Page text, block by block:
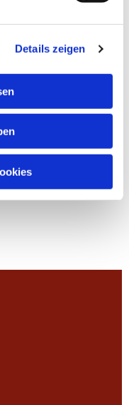
Details zeigen